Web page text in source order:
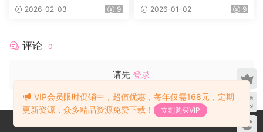
ce Book》12册，每个月有一
2026-02-03 9
小红书爆款！
2026-01-02 9
评论 0
请先 登录
VIP会员限时促销中，超值优惠，每年仅需168元，定期
更新资源，众多精品资源免费下载！
立刻购买VIP